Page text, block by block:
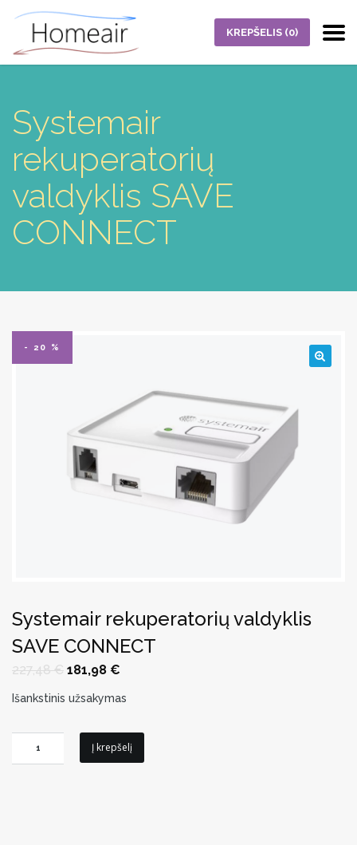
KREPŠELIS (0)
Systemair
rekuperatorių
valdyklis SAVE
CONNECT
- 20 %
Systemair rekuperatorių valdyklis
SAVE CONNECT
227,48€ Original
was:
227,48 €.
181,98 €
is:
Išankstinis užsakymas
kiekis:
Į krepšelį